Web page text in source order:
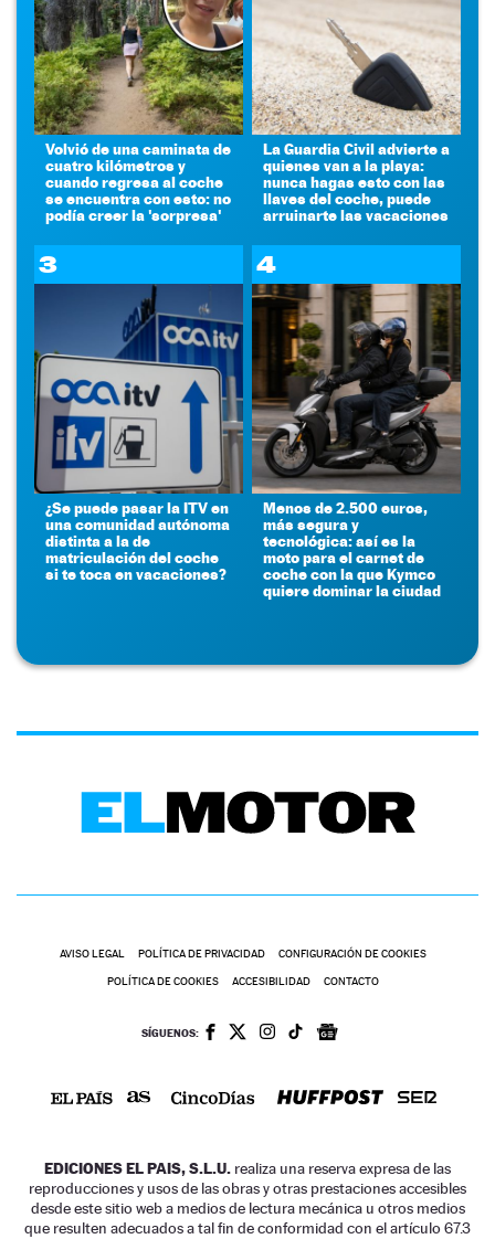
Volvió de una caminata de
cuatro kilómetros y
cuando regresa al coche
se encuentra con esto: no
podía creer la 'sorpresa'
La Guardia Civil advierte a
quienes van a la playa:
nunca hagas esto con las
llaves del coche, puede
arruinarte las vacaciones
3
¿Se puede pasar la ITV en
una comunidad autónoma
distinta a la de
matriculación del coche
si te toca en vacaciones?
4
Menos de 2.500 euros,
más segura y
tecnológica: así es la
moto para el carnet de
coche con la que Kymco
quiere dominar la ciudad
AVISO LEGAL POLÍTICA DE PRIVACIDAD CONFIGURACIÓN DE COOKIES
POLÍTICA DE COOKIES ACCESIBILIDAD CONTACTO
SÍGUENOS:
EDICIONES EL PAIS, S.L.U. realiza una reserva expresa de las
reproducciones y usos de las obras y otras prestaciones accesibles
desde este sitio web a medios de lectura mecánica u otros medios
que resulten adecuados a tal fin de conformidad con el artículo 67.3